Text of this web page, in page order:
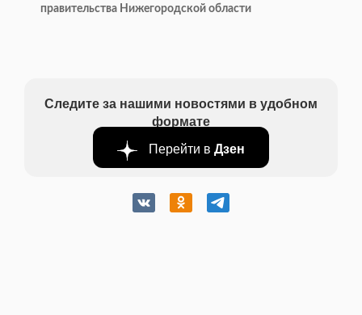
правительства Нижегородской области
Следите за нашими новостями в удобном
формате
Перейти в Дзен